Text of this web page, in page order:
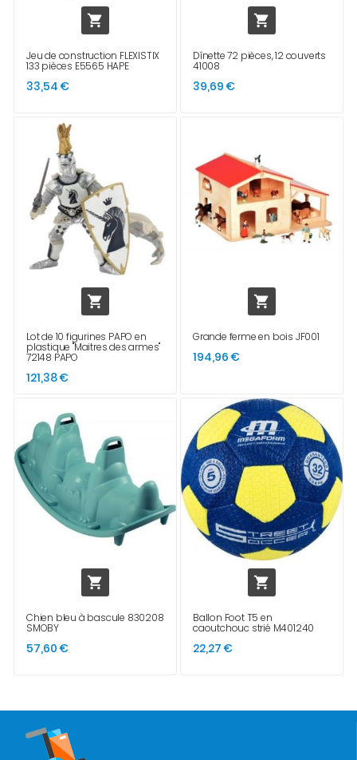

Jeu de construction FLEXISTIX
133 pièces E5565 HAPE
33,54 €

Dînette 72 pièces, 12 couverts
41008
39,69 €

Lot de 10 figurines PAPO en
plastique "Maitres des armes"
72148 PAPO
121,38 €

Grande ferme en bois JF001
194,96 €

Chien bleu à bascule 830208
SMOBY
57,60 €

Ballon Foot T5 en
caoutchouc strié M401240
22,27 €